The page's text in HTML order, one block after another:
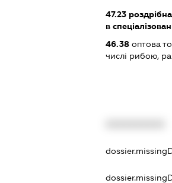
47.23
в
46.38оптова
числі рибою,